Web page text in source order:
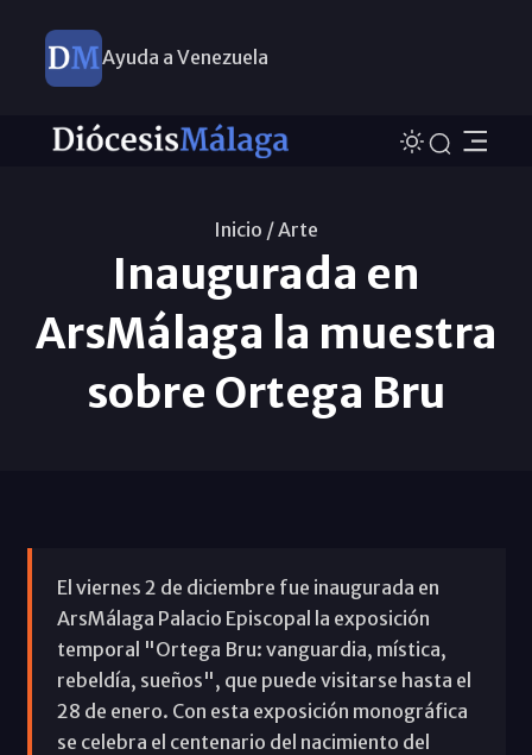
Ayuda a Venezuela
Inicio /Arte
Inaugurada en
ArsMálaga la muestra
sobre Ortega Bru
El viernes 2 de diciembre fue inaugurada en
ArsMálaga Palacio Episcopal la exposición
temporal "Ortega Bru: vanguardia, mística,
rebeldía, sueños", que puede visitarse hasta el
28 de enero. Con esta exposición monográfica
se celebra el centenario del nacimiento del